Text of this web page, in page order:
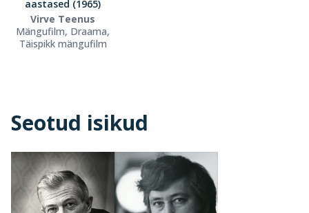
aastased (1965)
Virve Teenus
Mängufilm, Draama,
Täispikk mängufilm
Seotud isikud